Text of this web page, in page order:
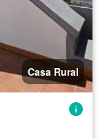
Casa Rural